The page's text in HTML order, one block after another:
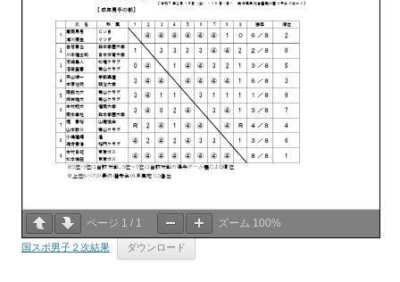
ページ 1 / 1 ズーム 100%
国スポ男子２次結果 ダウンロード